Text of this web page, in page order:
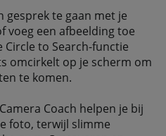
gesprek te gaan met je
voeg een afbeelding toe
Circle to Search-functie
omcirkelt op je scherm om
te komen.
Coach helpen je bij
foto, terwijl slimme